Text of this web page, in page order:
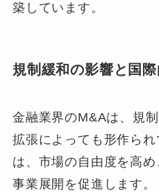
築しています。
規制緩和の影響と国
金融業界のM&Aは、規
拡張によっても形作ら
は、市場の自由度を高
事業展開を促進します。